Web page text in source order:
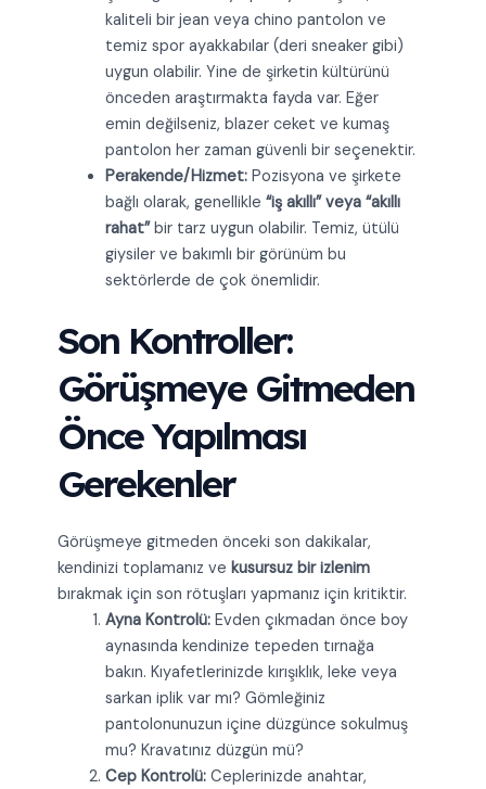
kaliteli bir jean veya chino pantolon ve
temiz spor ayakkabılar (deri sneaker gibi)
uygun olabilir. Yine de şirketin kültürünü
önceden araştırmakta fayda var. Eğer
emin değilseniz, blazer ceket ve kumaş
pantolon her zaman güvenli bir seçenektir.
Perakende/Hizmet:Pozisyona ve şirkete
bağlı olarak, genellikle “iş akıllı” veya “akıllı
rahat”bir tarz uygun olabilir. Temiz, ütülü
giysiler ve bakımlı bir görünüm bu
sektörlerde de çok önemlidir.
Son Kontroller:
Görüşmeye Gitmeden
Önce Yapılması
Gerekenler
Görüşmeye gitmeden önceki son dakikalar,
kendinizi toplamanız ve kusursuz bir izlenim
bırakmak için son rötuşları yapmanız için kritiktir.
Ayna Kontrolü:Evden çıkmadan önce boy
aynasında kendinize tepeden tırnağa
bakın. Kıyafetlerinizde kırışıklık, leke veya
sarkan iplik var mı? Gömleğiniz
pantolonunuzun içine düzgünce sokulmuş
mu? Kravatınız düzgün mü?
Cep Kontrolü:Ceplerinizde anahtar,